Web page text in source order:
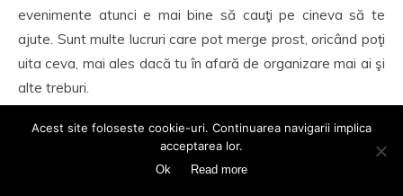
evenimente atunci e mai bine să cauţi pe cineva să te
ajute. Sunt multe lucruri care pot merge prost, oricând poţi
uita ceva, mai ales dacă tu în afară de organizare mai ai şi
alte treburi.
Ştiu cât de greu este să organizezi ceva chiar şi mic, de
aceea de exemplu pentru Bucureşti nici nu m-aş gândi să
mă ocup singură de tot. Există restaurante care pentru
Acest site foloseste cookie-uri. Continuarea navigarii implica
acceptarea lor.
Ok Read more